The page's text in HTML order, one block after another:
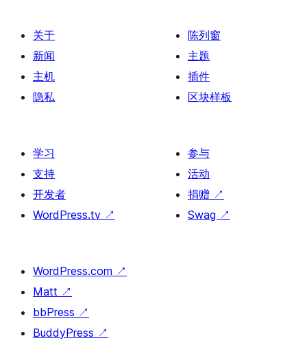
关于
新闻
主机
隐私
陈列窗
主题
插件
区块样板
学习
支持
开发者
WordPress.tv ↗
参与
活动
捐赠 ↗
Swag ↗
WordPress.com ↗
Matt ↗
bbPress ↗
BuddyPress ↗